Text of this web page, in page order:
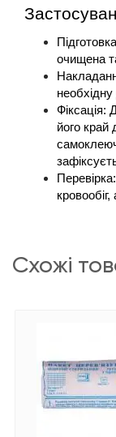
очищена
необхідну
Фіксація:
його край
схожі